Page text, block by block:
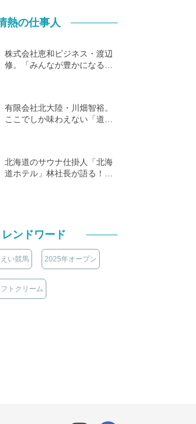
熱の仕事人
株式会社恵和ビジネス・渡辺
修。「みんなが豊かになる…
有限会社北大陸・川畑智裕。
ここでしか味わえない「道…
北海道のサウナ仕掛人「北海
道ホテル」林社長が語る！…
レンドワード
い競馬 2025年オープン
トクリーム